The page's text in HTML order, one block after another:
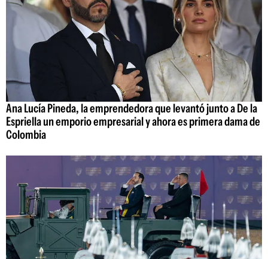
Ana Lucía Pineda, la emprendedora que levantó junto a De la
Espriella un emporio empresarial y ahora es primera dama de
Colombia